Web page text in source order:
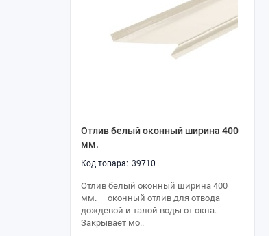
Отлив белый оконный ширина 400
мм.
39710
Отлив белый оконный ширина 400
мм. — оконный отлив для отвода
дождевой и талой воды от окна.
Закрывает мо..